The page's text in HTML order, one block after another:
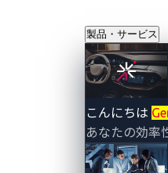
製品・サービス
こんにちは
あなたの効率
VicOne×
時代のサ